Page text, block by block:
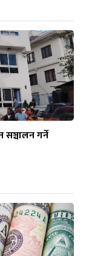
सञ्चालन गर्ने